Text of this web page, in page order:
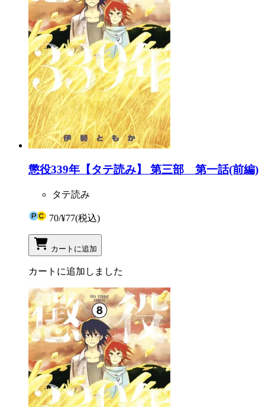
懲役339年【タテ読み】 第三部 第一話(前編)
タテ読み
70/¥77(税込)
カートに追加
カートに追加しました